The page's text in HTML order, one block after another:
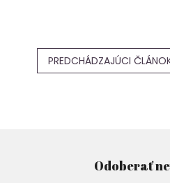
PREDCHÁDZAJÚCI
Odoberať